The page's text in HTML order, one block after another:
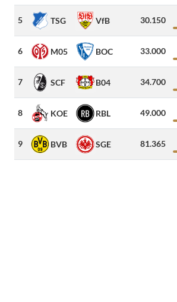
5 TSG VfB 30.150
6 M05 BOC 33.000
7 SCF B04 34.700
8 KOE RBL 49.000
9 BVB SGE 81.365